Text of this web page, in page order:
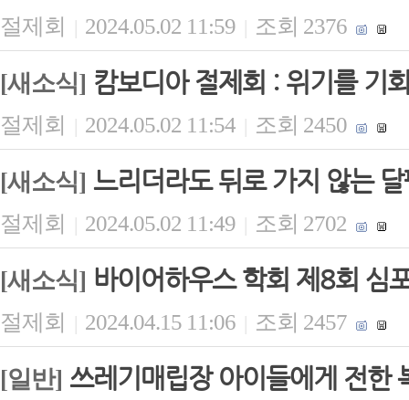
절제회 | 2024.05.02 11:59 | 조회 2376
[새소식] 캄보디아 절제회 : 위기를 기
절제회 | 2024.05.02 11:54 | 조회 2450
[새소식] 느리더라도 뒤로 가지 않는
절제회 | 2024.05.02 11:49 | 조회 2702
[새소식] 바이어하우스 학회 제8회 심
절제회 | 2024.04.15 11:06 | 조회 2457
[일반] 쓰레기매립장 아이들에게 전한